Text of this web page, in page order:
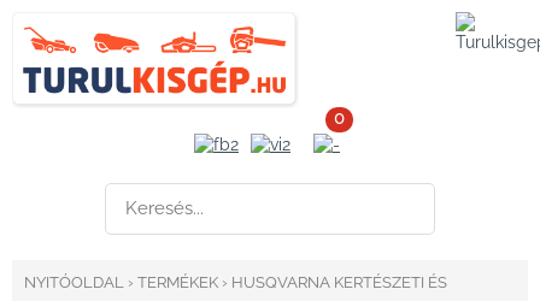
0
NYITÓOLDAL › TERMÉKEK › HUSQVARNA KERTÉSZETI ÉS